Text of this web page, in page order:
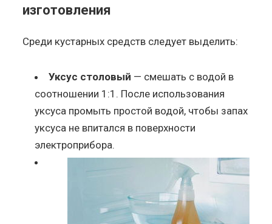
изготовления
Среди кустарных средств следует выделить:
Уксус столовый — смешать с водой в
соотношении 1:1. После использования
уксуса промыть простой водой, чтобы запах
уксуса не впитался в поверхности
электроприбора.